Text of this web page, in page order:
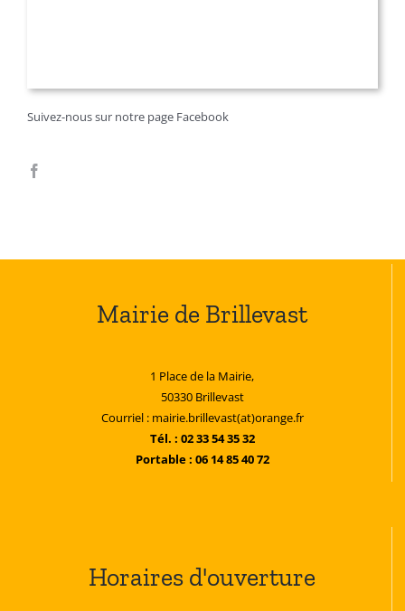
Suivez-nous sur notre page Facebook
Mairie de Brillevast
1 Place de la Mairie,
50330 Brillevast
Courriel : mairie.brillevast(at)orange.fr
Tél. : 02 33 54 35 32
Portable : 06 14 85 40 72
Horaires d'ouverture